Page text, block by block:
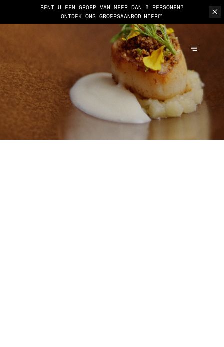
BENT U EEN GROEP VAN MEER DAN 8 PERSONEN?
ONTDEK ONS GROEPSAANBOD HIER